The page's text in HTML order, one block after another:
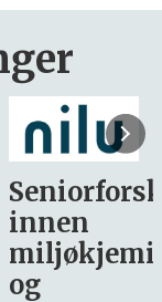
søker
– fast